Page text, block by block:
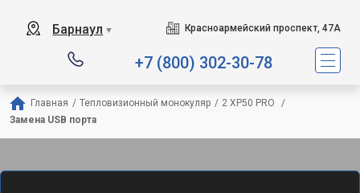
Барнаул ▼ Красноармейский проспект, 47А
+7 (800) 302-30-78
Главная / Тепловизионный монокуляр / 2 XP50 PRO
/
Замена USB порта